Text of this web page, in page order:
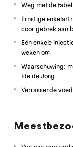
Weg met de
Ernstige
door gebrek aan
Eén enkele
weken om
Waarschuwing:
Ide de Jong
Verrassende